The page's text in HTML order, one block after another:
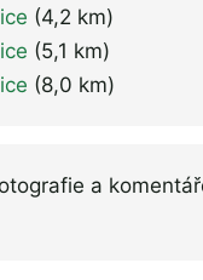
(4,2 km)
(5,1 km)
(8,0 km)
a